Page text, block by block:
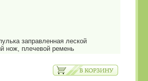
заправленная леской
нож, плечевой ремень